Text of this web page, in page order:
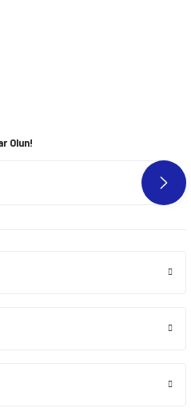
Olun!